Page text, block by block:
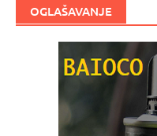
OGLAŠAVANJE